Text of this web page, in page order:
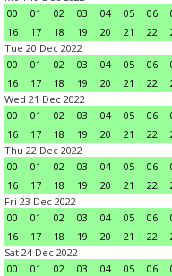
00
01 02 03 04 05 06
16
17 18 19 20 21 22
Tue 20 Dec 2022
00
01 02 03 04 05 06
16
17 18 19 20 21 22
Wed 21 Dec 2022
00
01 02 03 04 05 06
16
17 18 19 20 21 22
Thu 22 Dec 2022
00
01 02 03 04 05 06
16
17 18 19 20 21 22
Fri 23 Dec 2022
00
01 02 03 04 05 06
16
17 18 19 20 21 22
Sat 24 Dec 2022
00
01 02 03 04 05 06